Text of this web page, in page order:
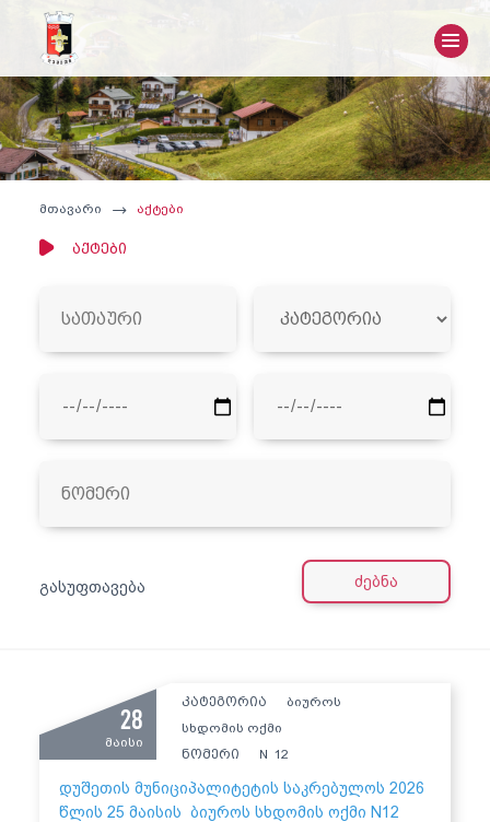
მთავარი აქტები
აქტები
გასუფთავება ძებნა
28
მაისი
კატეგორია
ბიუროს
სხდომის ოქმი
ნომერი
N 12
დუშეთის მუნიციპალიტეტის საკრებულოს 2026
წლის 25 მაისის ბიუროს სხდომის ოქმი N12